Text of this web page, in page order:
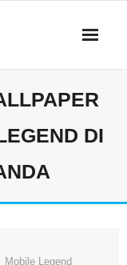
DI
Mobile Legend